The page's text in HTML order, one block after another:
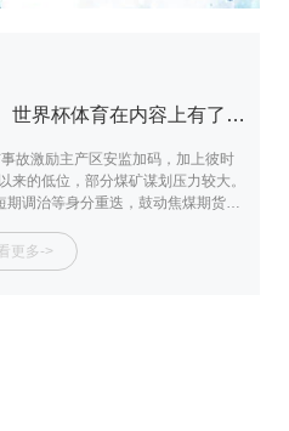
世界杯体育在内容上有了极大的更新-尊龙凯龙时官网进入网页
故激励主产区安监加码，加上彼时
的低位，部分煤矿谋划压力较大。
调治等身分重迭，鼓动焦煤期货于
，开拓企业擢升居品品性，鼓动逾期
构性纠正封闭恶性价钱战，优化行业
更多->